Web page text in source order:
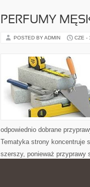
PERFUMY
POSTED BY ADMIN CZE -
odpowiednio dobrane
Tematyka strony koncentruje
szerszy, ponieważ przyprawy